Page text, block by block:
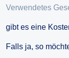
Verwendetes
gibt es eine
Falls ja, so